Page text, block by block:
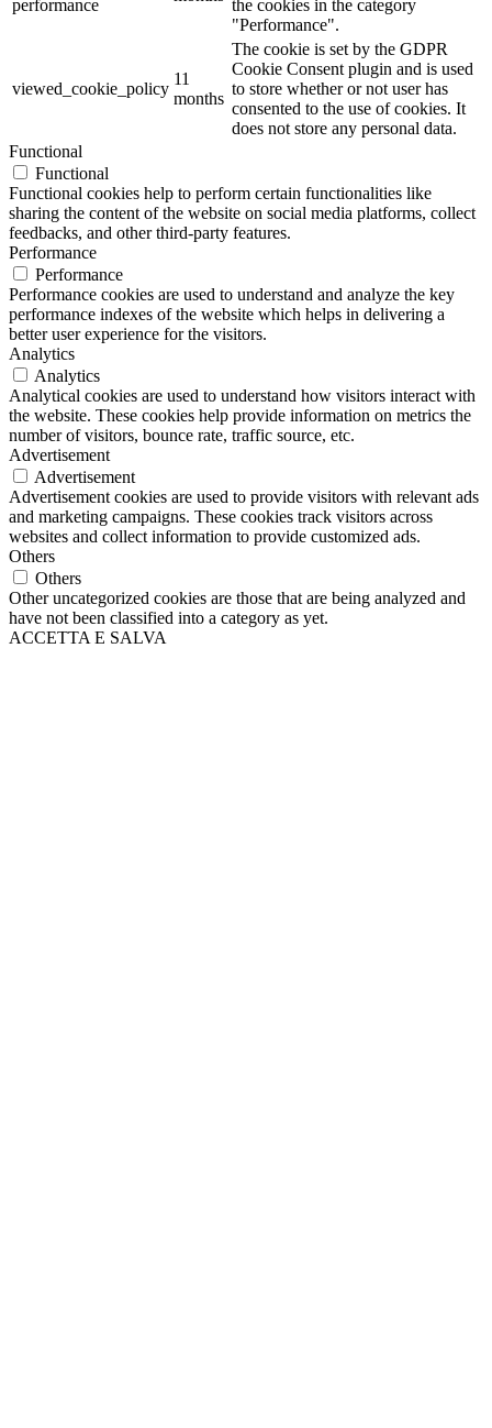
performance
the cookies in the category
"Performance".
viewed_cookie_policy
11
months
The cookie is set by the GDPR
Cookie Consent plugin and is used
to store whether or not user has
consented to the use of cookies. It
does not store any personal data.
Functional
Functional
Functional cookies help to perform certain functionalities like
sharing the content of the website on social media platforms, collect
feedbacks, and other third-party features.
Performance
Performance
Performance cookies are used to understand and analyze the key
performance indexes of the website which helps in delivering a
better user experience for the visitors.
Analytics
Analytics
Analytical cookies are used to understand how visitors interact with
the website. These cookies help provide information on metrics the
number of visitors, bounce rate, traffic source, etc.
Advertisement
Advertisement
Advertisement cookies are used to provide visitors with relevant ads
and marketing campaigns. These cookies track visitors across
websites and collect information to provide customized ads.
Others
Others
Other uncategorized cookies are those that are being analyzed and
have not been classified into a category as yet.
ACCETTA E SALVA